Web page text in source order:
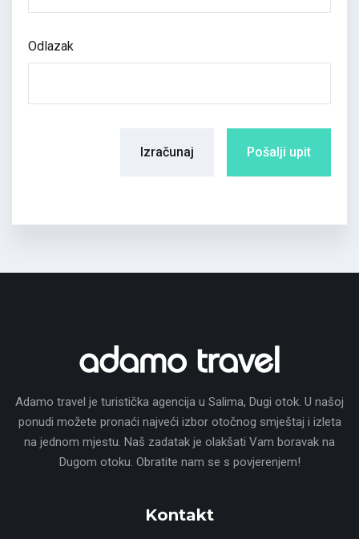
Odlazak
Izračunaj Pošalji upit
Adamo travel je turistička agencija u Salima, Dugi otok. U našoj
ponudi možete pronaći najveći izbor otočnog smještaj i izleta
na jednom mjestu. Naš zadatak je olakšati Vam boravak na
Dugom otoku. Obratite nam se s povjerenjem!
Kontakt